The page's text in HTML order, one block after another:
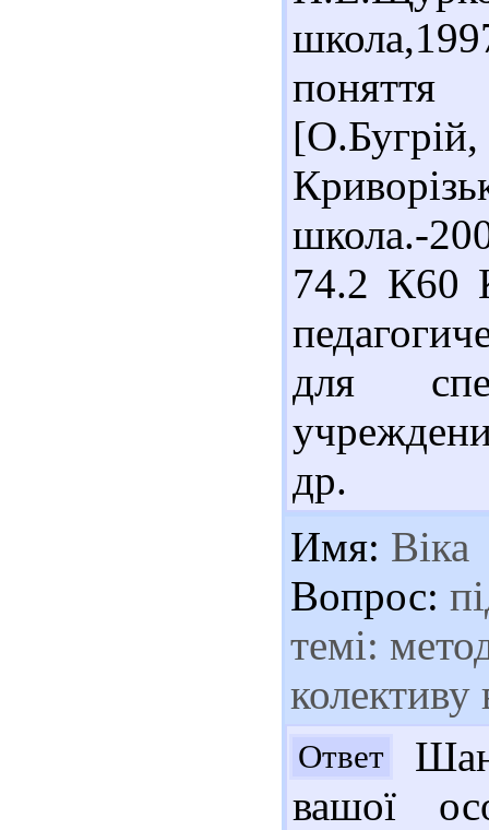
поняття
школа.-
74.2 К60
для
др.
Имя: Віка
Вопрос:
темі:
колективу
Ответ
вашої